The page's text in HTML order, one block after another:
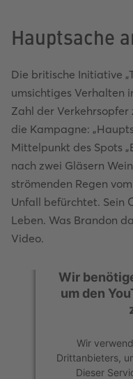
Hauptsache
Die britische Initiative
umsichtiges Verhalten
Zahl der
die Kampagne:
Mittelpunkt des Spots
nach zwei Gläsern
strömenden Regen
Unfall befürchtet. Sein
Leben. Was Brandon
Video.
Wir
um den
Wir
Drittanbieters,
Dieser
Wir
um den
Wir
Drittanbieters,
Dieser